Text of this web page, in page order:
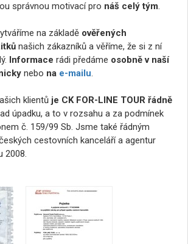
správnou motivací pro náš celý tým.
na základě ověřených
našich zákazníků a věříme, že si z ní
Informace rádi předáme osobně v naší
nebo na e-mailu.
klientů je CK FOR-LINE TOUR řádně
úpadku, a to v rozsahu a za podmínek
č. 159/99 Sb. Jsme také řádným
cestovních kanceláří a agentur
2008.